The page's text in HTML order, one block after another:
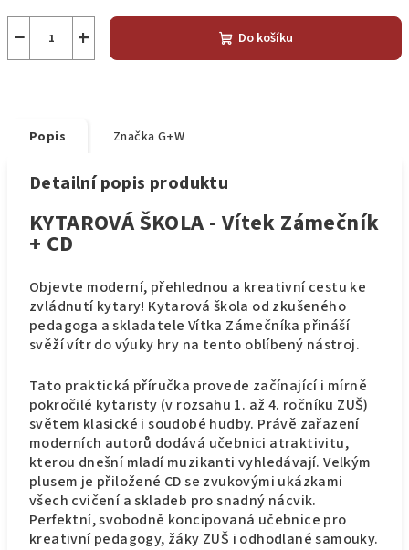
+
− Do košíku
Popis Značka G+W
Detailní popis produktu
KYTAROVÁ ŠKOLA - Vítek Zámečník
+ CD
Objevte moderní, přehlednou a kreativní cestu ke
zvládnutí kytary! Kytarová škola od zkušeného
pedagoga a skladatele Vítka Zámečníka přináší
svěží vítr do výuky hry na tento oblíbený nástroj.
Tato praktická příručka provede začínající i mírně
pokročilé kytaristy (v rozsahu 1. až 4. ročníku ZUŠ)
světem klasické i soudobé hudby. Právě zařazení
moderních autorů dodává učebnici atraktivitu,
kterou dnešní mladí muzikanti vyhledávají. Velkým
plusem je přiložené CD se zvukovými ukázkami
všech cvičení a skladeb pro snadný nácvik.
Perfektní, svobodně koncipovaná učebnice pro
kreativní pedagogy, žáky ZUŠ i odhodlané samouky.